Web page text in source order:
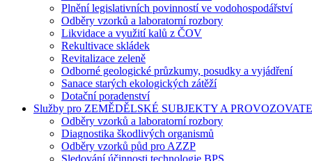
Plnění legislativních povinností ve vodohospodářství
Odběry vzorků a laboratorní rozbory
Likvidace a využití kalů z ČOV
Rekultivace skládek
Revitalizace zeleně
Odborné geologické průzkumy, posudky a vyjádření
Sanace starých ekologických zátěží
Dotační poradenství
Služby pro ZEMĚDĚLSKÉ SUBJEKTY A
Odběry vzorků a laboratorní rozbory
Diagnostika škodlivých organismů
Odběry vzorků půd pro AZZP
Sledování účinnosti technologie BPS